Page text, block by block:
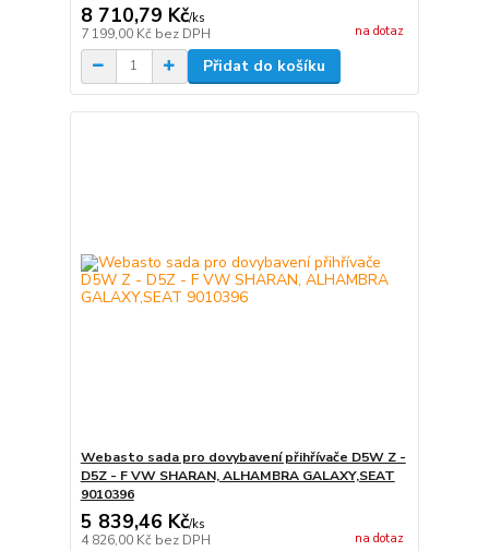
8 710,79 Kč/ks
7 199,00 Kč bez DPH na dotaz
Přidat do košíku
Webasto sada pro dovybavení přihřívače D5W Z -
D5Z - F VW SHARAN, ALHAMBRA GALAXY,SEAT
9010396
5 839,46 Kč/ks
4 826,00 Kč bez DPH na dotaz